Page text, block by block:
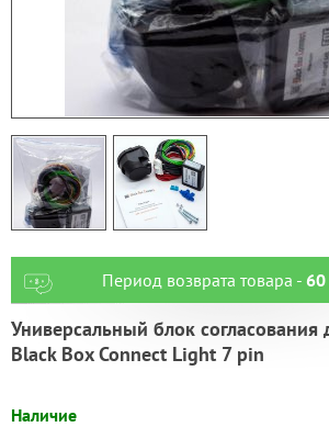
Период возврата товара - 60
Универсальный блок
Black Box Connect Light 7 pin
Наличие